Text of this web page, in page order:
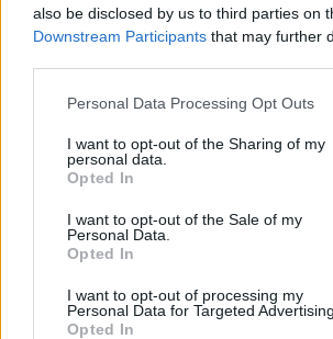
also be disclosed by us to third parties on
Downstream Participants that may further
Personal Data Processing Opt Outs
I want to opt-out of the Sharing of my
personal data.
Opted In
I want to opt-out of the Sale of my
Personal Data.
Opted In
I want to opt-out of processing my
Personal Data for Targeted Advertising.
Opted In